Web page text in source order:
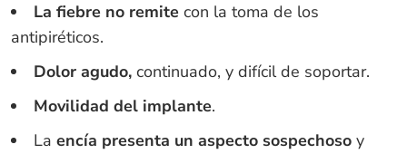
La fiebre no remitecon la toma de los
antipiréticos.
Dolor agudo,continuado, y difícil de soportar.
Movilidad del implante.
La encía presenta un aspecto sospechoso y